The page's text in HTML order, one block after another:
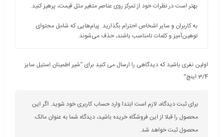
به کاربران و سایر اشخاص احترام بگذارید. پیام‌هایی که شامل محتوای
توهین‌آمیز و کلمات نامناسب باشند، حذف می‌شوند.
اولین نفری باشید که دیدگاهی را ارسال می کنید برای “شیر اطمینان استیل سایز
3/4 اینچ”
برای ثبت دیدگاه، لازم است ابتدا وارد حساب کاربری خود شوید. اگر این
محصول را قبلا از این فروشگاه خریده باشید، دیدگاه شما به عنوان مالک
محصول ثبت خواهد شد.